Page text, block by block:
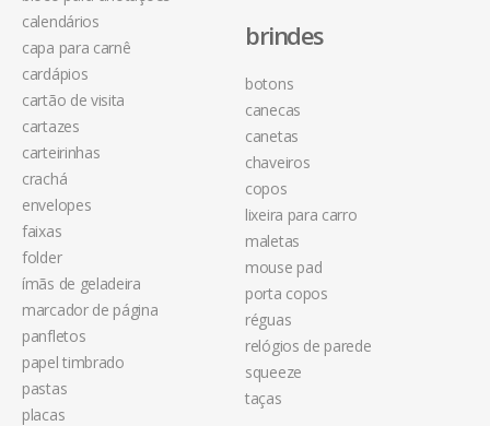
calendários
capa para carnê
cardápios
cartão de visita
cartazes
carteirinhas
crachá
envelopes
faixas
folder
ímãs de geladeira
marcador de página
panfletos
papel timbrado
pastas
placas
brindes
botons
canecas
canetas
chaveiros
copos
lixeira para carro
maletas
mouse pad
porta copos
réguas
relógios de parede
squeeze
taças